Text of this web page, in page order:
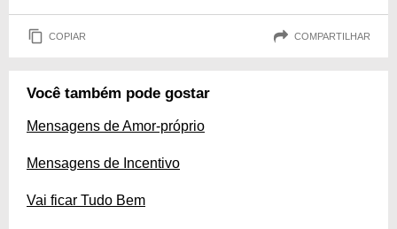
COPIAR COMPARTILHAR
Você também pode gostar
Mensagens de Amor-próprio
Mensagens de Incentivo
Vai ficar Tudo Bem